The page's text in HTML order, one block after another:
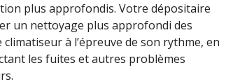
plus approfondis. Votre dépositaire
un nettoyage plus approfondi des
à l’épreuve de son rythme, en
les fuites et autres problèmes